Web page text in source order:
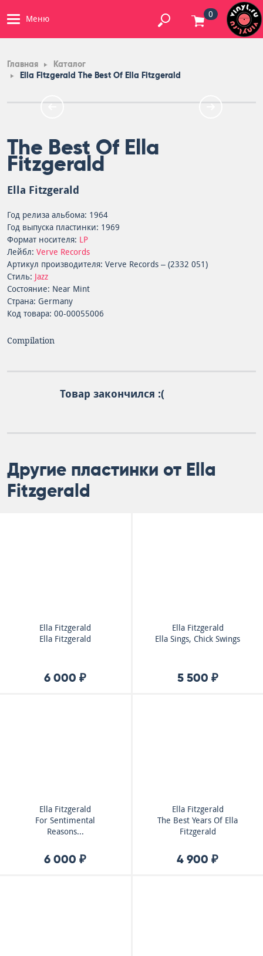
Меню 0
Главная
Каталог
Ella Fitzgerald The Best Of Ella Fitzgerald
The Best Of Ella
Fitzgerald
Ella Fitzgerald
Год релиза альбома: 1964
Год выпуска пластинки: 1969
Формат носителя: LP
Лейбл: Verve Records
Артикул производителя: Verve Records – (2332 051)
Стиль: Jazz
Состояние: Near Mint
Страна: Germany
Код товара: 00-00055006
Compilation
Товар закончился :(
Другие пластинки от Ella
Fitzgerald
Ella Fitzgerald
Ella Fitzgerald
6 000 ₽
Ella Fitzgerald
Ella Sings, Chick Swings
5 500 ₽
Ella Fitzgerald
For Sentimental
Reasons...
6 000 ₽
Ella Fitzgerald
The Best Years Of Ella
Fitzgerald
4 900 ₽